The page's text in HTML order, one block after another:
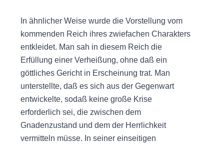
In ähnlicher Weise wurde die Vorstellung vom
kommenden Reich ihres zwiefachen Charakters
entkleidet. Man sah in diesem Reich die
Erfüllung einer Verheißung, ohne daß ein
göttliches Gericht in Erscheinung trat. Man
unterstellte, daß es sich aus der Gegenwart
entwickelte, sodaß keine große Krise
erforderlich sei, die zwischen dem
Gnadenzustand und dem der Herrlichkeit
vermitteln müsse. In seiner einseitigen